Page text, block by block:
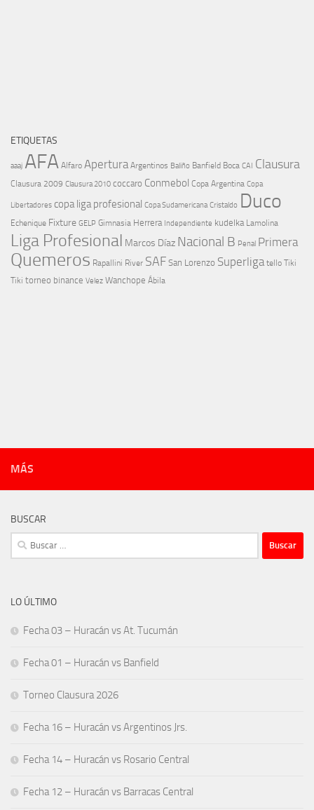
ETIQUETAS
aaaj AFA Alfaro Apertura Argentinos Baliño Banfield Boca CAI Clausura
Clausura 2009 Clausura 2010 coccaro Conmebol Copa Argentina Copa
Libertadores copa liga profesional Copa Sudamericana Cristaldo Duco
Echenique Fixture GELP Gimnasia Herrera Independiente kudelka Lamolina
Liga Profesional Marcos Díaz Nacional B Penal Primera
Quemeros Rapallini River SAF San Lorenzo Superliga tello Tiki
Tiki torneo binance Velez Wanchope Ábila
MÁS
BUSCAR
Buscar:
LO ÚLTIMO
Fecha 03 – Huracán vs At. Tucumán
Fecha 01 – Huracán vs Banfield
Torneo Clausura 2026
Fecha 16 – Huracán vs Argentinos Jrs.
Fecha 14 – Huracán vs Rosario Central
Fecha 12 – Huracán vs Barracas Central